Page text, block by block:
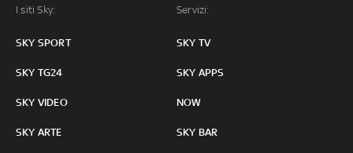
I siti Sky:
SKY SPORT
SKY TG24
SKY VIDEO
SKY ARTE
Servizi:
SKY TV
SKY APPS
NOW
SKY BAR